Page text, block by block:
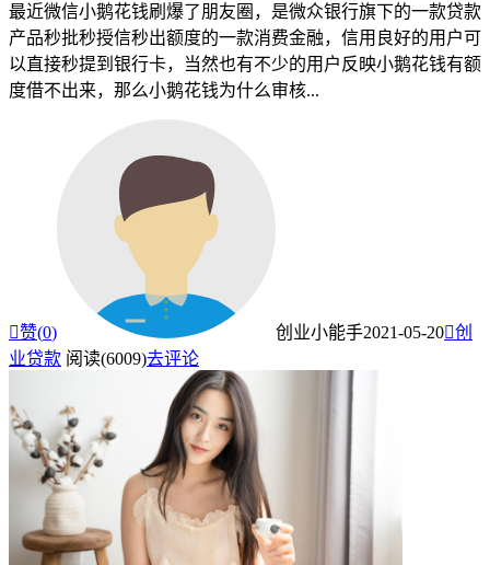
最近微信小鹅花钱刷爆了朋友圈，是微众银行旗下的一款贷款
产品秒批秒授信秒出额度的一款消费金融，信用良好的用户可
以直接秒提到银行卡，当然也有不少的用户反映小鹅花钱有额
度借不出来，那么小鹅花钱为什么审核...
赞(0) 创业小能手2021-05-20创
业贷款 阅读(6009)去评论